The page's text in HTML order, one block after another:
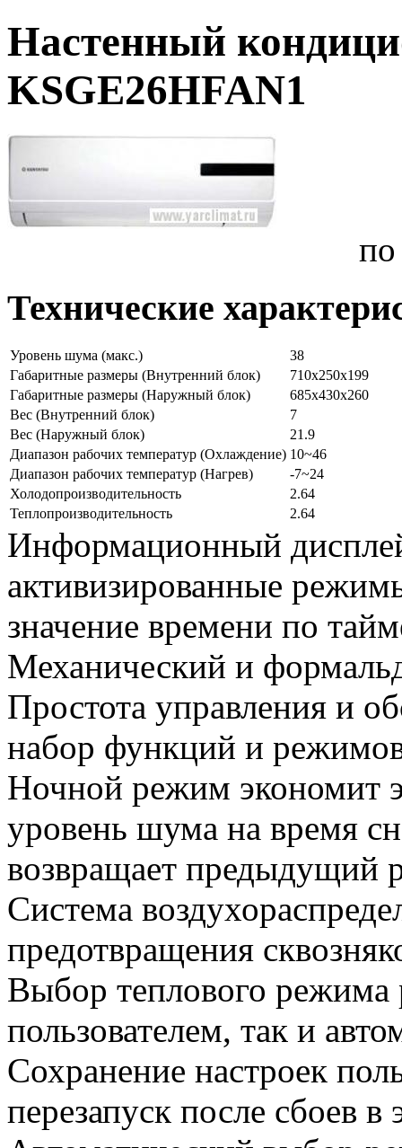
Настенный
KSGE26HFAN1
по
Технические
Уровень шума (макс.)
38
Габаритные размеры (Внутренний блок)
710x250x199
Габаритные размеры (Наружный блок)
685x430x260
Вес (Внутренний блок)
7
Вес (Наружный блок)
21.9
Диапазон рабочих температур (Охлаждение) 10~46
Диапазон рабочих температур (Нагрев)
-7~24
Холодопроизводительность
2.64
Теплопроизводительность
2.64
Информационный
активизированные
значение времени по
Механический и
Простота управления и
набор функций и
Ночной режим экономит
уровень шума на время
возвращает предыдущий
Система
предотвращения
Выбор теплового режима
пользователем, так и
Сохранение настроек
перезапуск после сбоев в